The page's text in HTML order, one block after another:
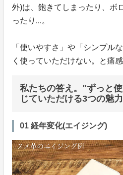
外)は、飽きてしまったり、ボ
ったり...。
「使いやすさ」や「シンプル
く使っていただけない。と痛感
私たちの答え。"ずっと
じていただける3つの魅力
01 経年変化(エイジング)